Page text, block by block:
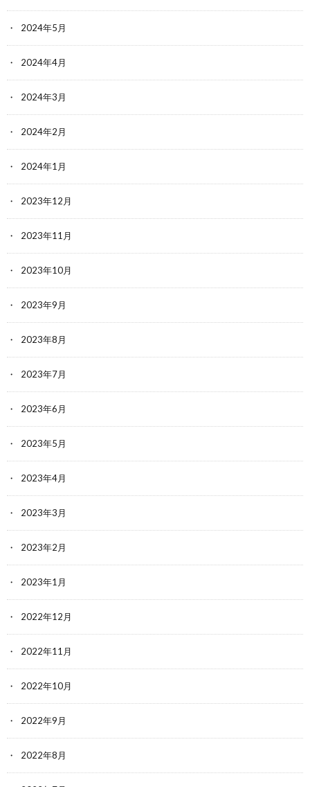
2024年5月
2024年4月
2024年3月
2024年2月
2024年1月
2023年12月
2023年11月
2023年10月
2023年9月
2023年8月
2023年7月
2023年6月
2023年5月
2023年4月
2023年3月
2023年2月
2023年1月
2022年12月
2022年11月
2022年10月
2022年9月
2022年8月